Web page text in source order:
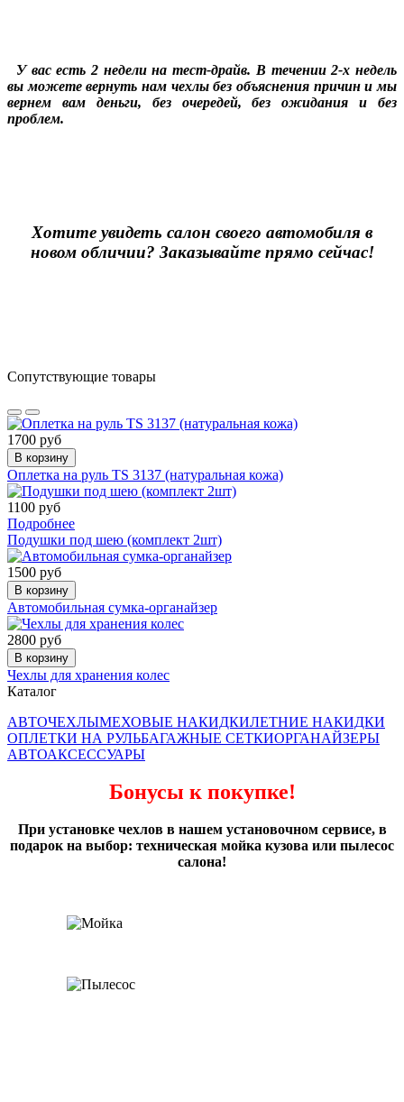
У вас есть 2 недели на тест-драйв. В течении 2-х недель
вы можете вернуть нам чехлы без объяснения причин и мы
вернем вам деньги, без очередей, без ожидания и без
проблем.
Хотите увидеть салон своего автомобиля в
новом обличии? Заказывайте прямо сейчас!
Сопутствующие товары
1700 руб
В корзину
Оплетка на руль TS 3137 (натуральная кожа)
1100 руб
Подробнее
Подушки под шею (комплект 2шт)
1500 руб
В корзину
Автомобильная сумка-органайзер
2800 руб
В корзину
Чехлы для хранения колес
Каталог
АВТОЧЕХЛЫМЕХОВЫЕ НАКИДКИЛЕТНИЕ НАКИДКИ
ОПЛЕТКИ НА РУЛЬБАГАЖНЫЕ СЕТКИОРГАНАЙЗЕРЫ
АВТОАКСЕССУАРЫ
Бонусы к покупке!
При установке чехлов в нашем установочном сервисе, в
подарок на выбор: техническая мойка кузова или пылесос
салона!